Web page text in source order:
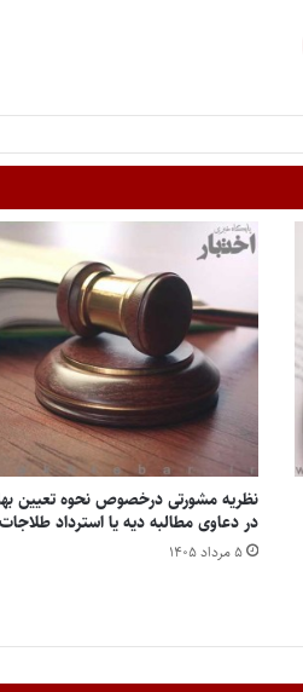
نظریه مشورتی درخصوص نحوه تعیین
در دعاوی مطالبه دیه یا استرداد طلاجات
۵ مرداد ۱۴۰۵